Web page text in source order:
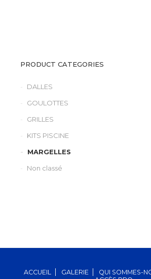
PRODUCT CATEGORIES
DALLES
GOULOTTES
GRILLES
KITS PISCINE
MARGELLES
Non classé
ACCUEIL GALERIE QUI SOMMES-